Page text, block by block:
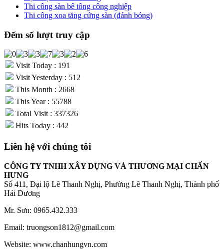
Thi công sàn bê tông công nghiệp
Thi công xoa tăng cứng sàn (đánh bóng)
Đếm số lượt truy cập
Visit Today : 191
Visit Yesterday : 512
This Month : 2668
This Year : 55788
Total Visit : 337326
Hits Today : 442
Liên hệ với chúng tôi
CÔNG TY TNHH XÂY DỰNG VÀ THƯƠNG MẠI CHẤN
HƯNG
Số 411, Đại lộ Lê Thanh Nghị, Phường Lê Thanh Nghị, Thành phố
Hải Dương
Mr. Sơn: 0965.432.333
Email: truongson1812@gmail.com
Website: www.chanhungvn.com